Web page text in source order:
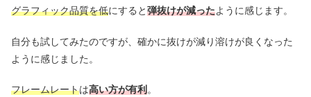
グラフィック品質を低にすると弾抜けが減ったように感じます。
自分も試してみたのですが、確かに抜けが減り溶けが良くなった
ように感じました。
フレームレートは高い方が有利。